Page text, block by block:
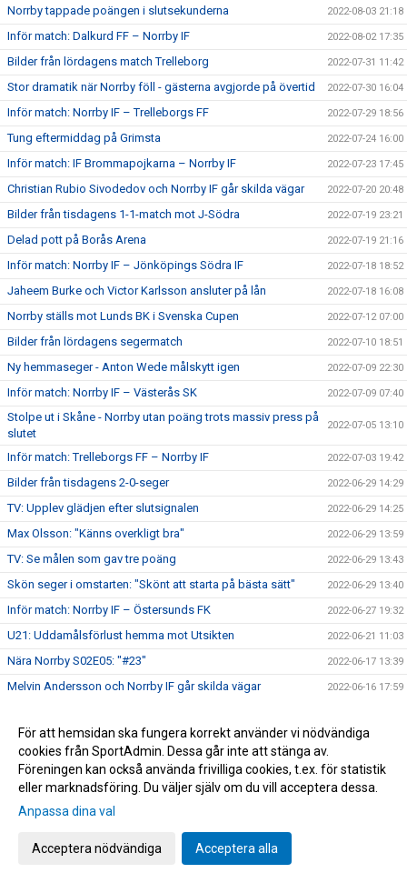
Norrby tappade poängen i slutsekunderna 2022-08-03 21:18
Inför match: Dalkurd FF – Norrby IF 2022-08-02 17:35
Bilder från lördagens match Trelleborg 2022-07-31 11:42
Stor dramatik när Norrby föll - gästerna avgjorde på övertid 2022-07-30 16:04
Inför match: Norrby IF – Trelleborgs FF 2022-07-29 18:56
Tung eftermiddag på Grimsta 2022-07-24 16:00
Inför match: IF Brommapojkarna – Norrby IF 2022-07-23 17:45
Christian Rubio Sivodedov och Norrby IF går skilda vägar 2022-07-20 20:48
Bilder från tisdagens 1-1-match mot J-Södra 2022-07-19 23:21
Delad pott på Borås Arena 2022-07-19 21:16
Inför match: Norrby IF – Jönköpings Södra IF 2022-07-18 18:52
Jaheem Burke och Victor Karlsson ansluter på lån 2022-07-18 16:08
Norrby ställs mot Lunds BK i Svenska Cupen 2022-07-12 07:00
Bilder från lördagens segermatch 2022-07-10 18:51
Ny hemmaseger - Anton Wede målskytt igen 2022-07-09 22:30
Inför match: Norrby IF – Västerås SK 2022-07-09 07:40
Stolpe ut i Skåne - Norrby utan poäng trots massiv press på
slutet
2022-07-05 13:10
Inför match: Trelleborgs FF – Norrby IF 2022-07-03 19:42
Bilder från tisdagens 2-0-seger 2022-06-29 14:29
TV: Upplev glädjen efter slutsignalen 2022-06-29 14:25
Max Olsson: "Känns overkligt bra" 2022-06-29 13:59
TV: Se målen som gav tre poäng 2022-06-29 13:43
Skön seger i omstarten: "Skönt att starta på bästa sätt" 2022-06-29 13:40
Inför match: Norrby IF – Östersunds FK 2022-06-27 19:32
U21: Uddamålsförlust hemma mot Utsikten 2022-06-21 11:03
Nära Norrby S02E05: "#23" 2022-06-17 13:39
Melvin Andersson och Norrby IF går skilda vägar 2022-06-16 17:59
Anton Cajtoft förlänger med Norrby: "Trivs väldigt bra här" 2022-06-15 17:00
Bilder från träningsveckan 2022-06-10 09:20
Inga poäng när Norrby avslutade vårsäsongen 2022-05-28 15:13
TV: Max Olsson om att äntligen vara tillbaka i truppen
Norrby IF och Abbas Mohamad går skilda vägar
För att hemsidan ska fungera korrekt använder vi nödvändiga
cookies från SportAdmin. Dessa går inte att stänga av.
Föreningen kan också använda frivilliga cookies, t.ex. för statistik
eller marknadsföring. Du väljer själv om du vill acceptera dessa.
Anpassa dina val
Acceptera nödvändiga Acceptera alla